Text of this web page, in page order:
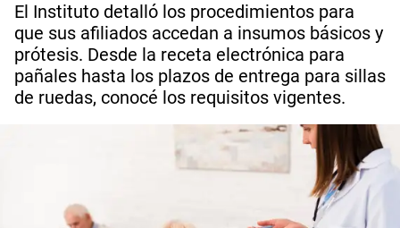
El Instituto detalló los procedimientos para
que sus afiliados accedan a insumos básicos y
prótesis. Desde la receta electrónica para
pañales hasta los plazos de entrega para sillas
de ruedas, conocé los requisitos vigentes.